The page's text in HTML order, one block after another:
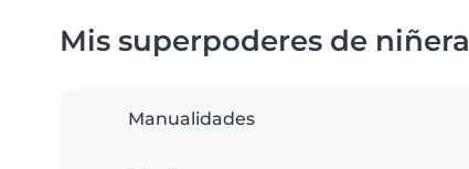
Mis superpoderes de niñera
Manualidades